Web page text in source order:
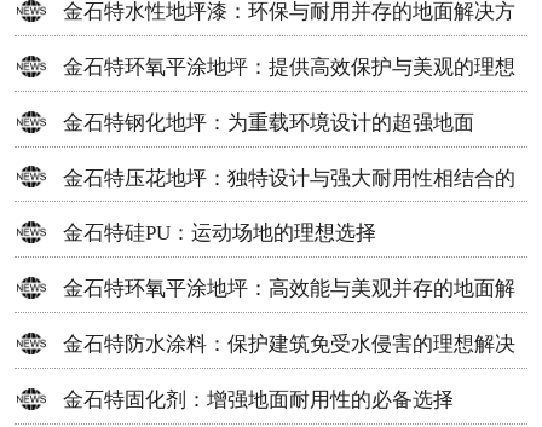
金石特水性地坪漆：环保与耐用并存的地面解决方
案
金石特环氧平涂地坪：提供高效保护与美观的理想
选择
金石特钢化地坪：为重载环境设计的超强地面
金石特压花地坪：独特设计与强大耐用性相结合的
地面材料
金石特硅PU：运动场地的理想选择
金石特环氧平涂地坪：高效能与美观并存的地面解
决方案
金石特防水涂料：保护建筑免受水侵害的理想解决
方案
金石特固化剂：增强地面耐用性的必备选择